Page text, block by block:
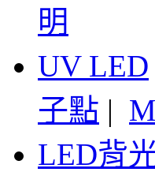
明
UV LED
子點 |
LED背